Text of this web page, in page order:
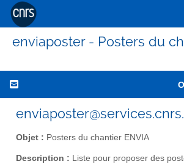
enviaposter - Posters du
Objet : Posters du chantier ENVIA
Description : Liste pour proposer des